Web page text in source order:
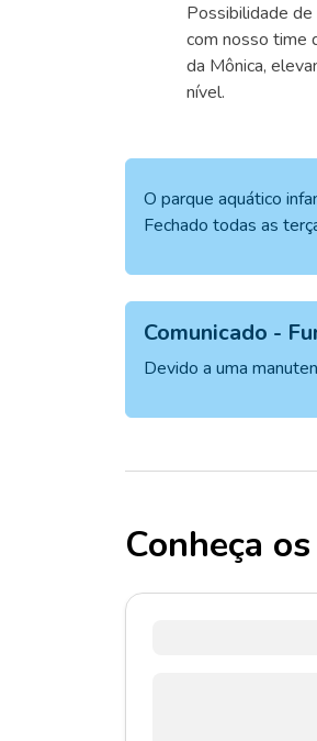
Possibilidade
com nosso time
da Mônica,
nível.
O parque aquático
Fechado todas as
Comunicado -
Devido a uma
Conheça